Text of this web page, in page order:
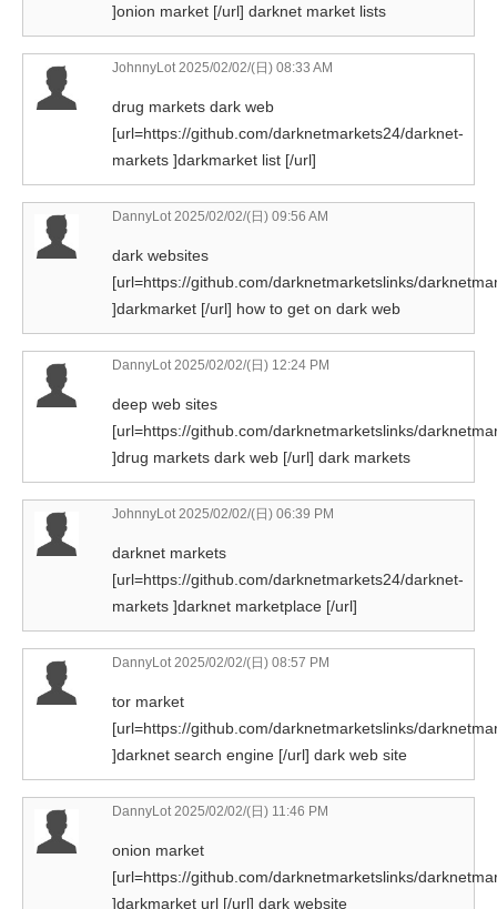
]onion market [/url] darknet market lists
JohnnyLot2025/02/02/(日) 08:33 AM
drug markets dark web
[url=https://github.com/darknetmarkets24/darknet-
markets ]darkmarket list [/url]
DannyLot2025/02/02/(日) 09:56 AM
dark websites
[url=https://github.com/darknetmarketslinks/
]darkmarket [/url] how to get on dark web
DannyLot2025/02/02/(日) 12:24 PM
deep web sites
[url=https://github.com/darknetmarketslinks/
]drug markets dark web [/url] dark markets
JohnnyLot2025/02/02/(日) 06:39 PM
darknet markets
[url=https://github.com/darknetmarkets24/darknet-
markets ]darknet marketplace [/url]
DannyLot2025/02/02/(日) 08:57 PM
tor market
[url=https://github.com/darknetmarketslinks/
]darknet search engine [/url] dark web site
DannyLot2025/02/02/(日) 11:46 PM
onion market
[url=https://github.com/darknetmarketslinks/
]darkmarket url [/url] dark website